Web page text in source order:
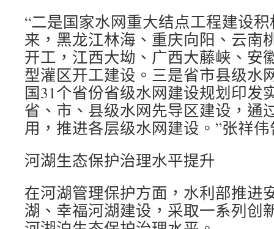
“二是国家水网重大结点工程建设
来，黑龙江林海、重庆向阳、云南
开工，江西大坳、广西大藤峡、安
型灌区开工建设。三是省市县级水
国31个省份省级水网建设规划印发
省、市、县级水网先导区建设，通
用，推进各层级水网建设。”张祥
河湖生态保护治理水平提升
在河湖管理保护方面，水利部推进
湖、幸福河湖建设，采取一系列创